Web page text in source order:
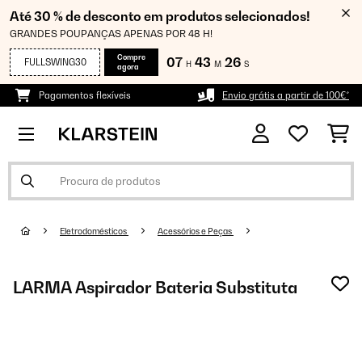
Até 30 % de desconto em produtos selecionados!
GRANDES POUPANÇAS APENAS POR 48 H!
FULLSWING30
Compre
agora
07 H 43 M 25 S
Pagamentos flexíveis Envio grátis a partir de 100€*
Eletrodomésticos Acessórios e Peças
LARMA Aspirador Bateria Substituta